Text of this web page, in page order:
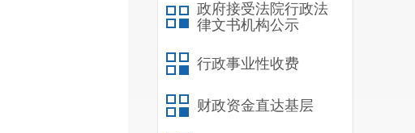
政府接受法院行政法
律文书机构公示
行政事业性收费
财政资金直达基层